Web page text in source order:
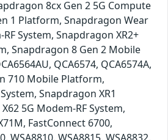
8cx Gen 2 5G Compute
1 Platform, Snapdragon Wear
System, Snapdragon XR2+
Snapdragon 8 Gen 2 Mobile
QCA6574, QCA6574A,
710 Mobile Platform,
Snapdragon XR1
5G Modem-RF System,
FastConnect 6700,
WSA8810, WSA8815, WSA8832,